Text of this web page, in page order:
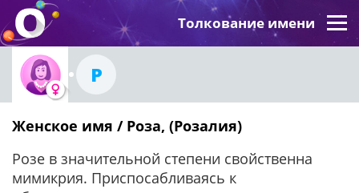
Толкование имени
Р
Женское имя / Роза, (Розалия)
Розе в значительной степени свойственна
мимикрия. Приспосабливаясь к